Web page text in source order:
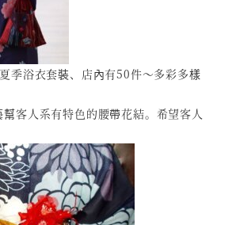
季浴衣套裝、店內有50件～多彩多樣
客人系有特色的腰帶花結。希望客人